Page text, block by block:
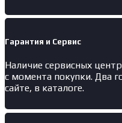
Гарантия и Сервис
Наличие сервисных
с момента покупки. Два
сайте, в каталоге.